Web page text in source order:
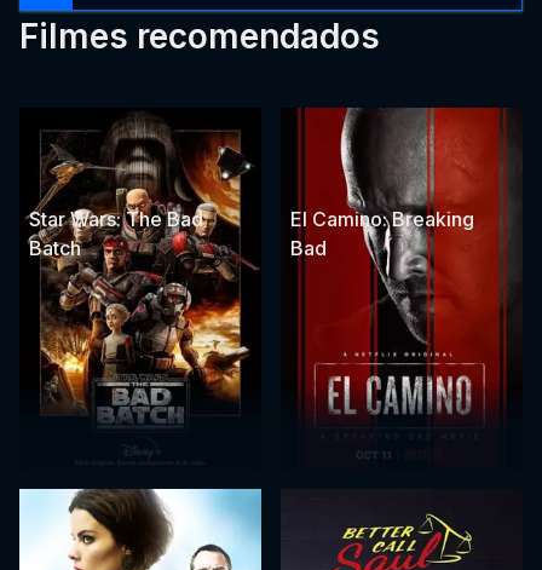
Filmes recomendados
Star Wars: The Bad
Batch
El Camino: Breaking
Bad